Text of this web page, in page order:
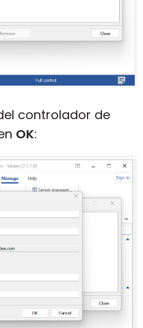
controlador de
OK: